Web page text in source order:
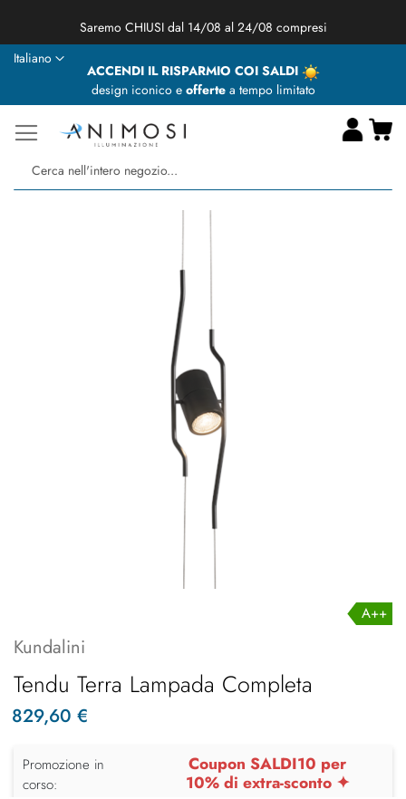
★ Animosi Illuminazione vi augura delle BUONE VACANZE ★
ACCENDI IL RISPARMIO COI SALDI
design iconico e offertea tempo limitato
Lingua
Italiano
A++
Kundalini
Tendu Terra Lampada Completa
829,60 €
Promozione in
corso:
Coupon SALDI10 per
10% di extra-sconto ✦